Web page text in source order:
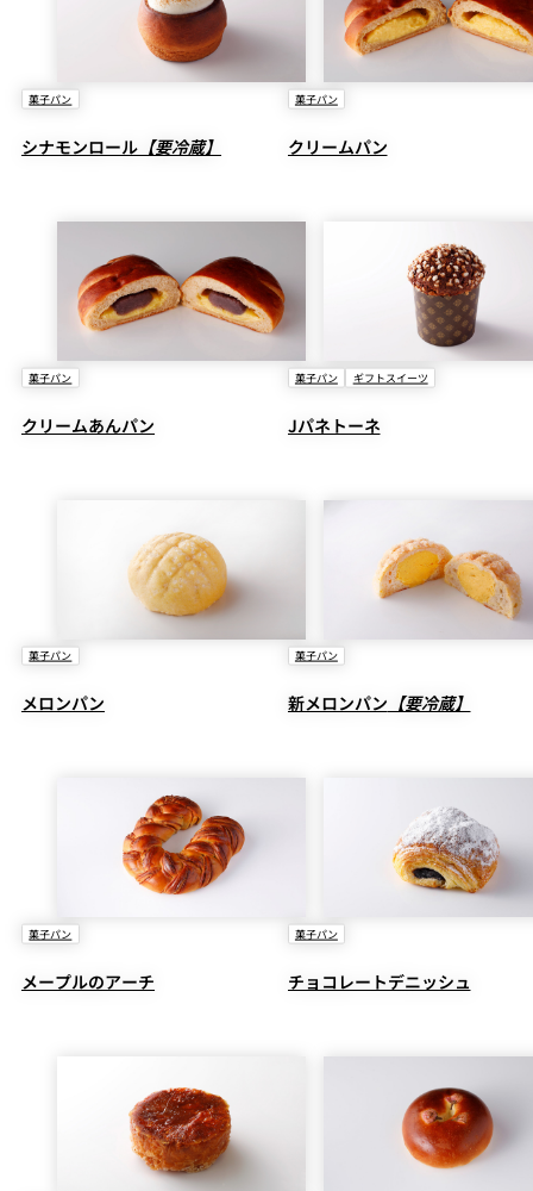
菓子パン
シナモンロール 【要冷蔵】
菓子パン
クリームパン
菓子パン
クリームあんパン
菓子パン ギフトスイーツ
Jパネトーネ
菓子パン
メロンパン
菓子パン
新メロンパン 【要冷蔵】
菓子パン
メープルのアーチ
菓子パン
チョコレートデニッシュ